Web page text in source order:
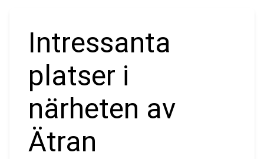
Intressanta
platser i
närheten av
Ätran